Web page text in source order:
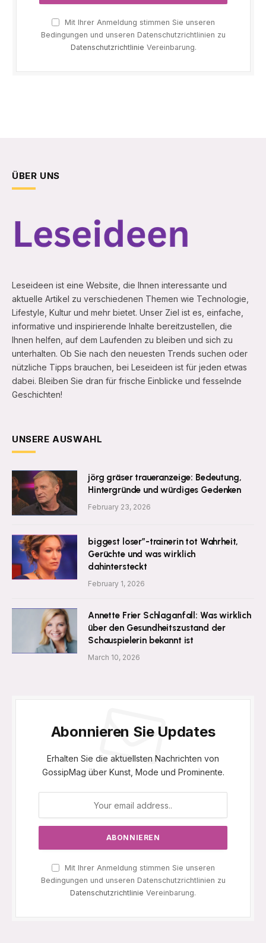
Mit Ihrer Anmeldung stimmen Sie unseren
Bedingungen und unseren Datenschutzrichtlinien zu
Datenschutzrichtlinie Vereinbarung.
ÜBER UNS
Leseideen ist eine Website, die Ihnen interessante und
aktuelle Artikel zu verschiedenen Themen wie Technologie,
Lifestyle, Kultur und mehr bietet. Unser Ziel ist es, einfache,
informative und inspirierende Inhalte bereitzustellen, die
Ihnen helfen, auf dem Laufenden zu bleiben und sich zu
unterhalten. Ob Sie nach den neuesten Trends suchen oder
nützliche Tipps brauchen, bei Leseideen ist für jeden etwas
dabei. Bleiben Sie dran für frische Einblicke und fesselnde
Geschichten!
UNSERE AUSWAHL
jörg gräser traueranzeige: Bedeutung,
Hintergründe und würdiges Gedenken
February 23, 2026
biggest loser”-trainerin tot Wahrheit,
Gerüchte und was wirklich
dahintersteckt
February 1, 2026
Annette Frier Schlaganfall: Was wirklich
über den Gesundheitszustand der
Schauspielerin bekannt ist
March 10, 2026
Abonnieren Sie Updates
Erhalten Sie die aktuellsten Nachrichten von
GossipMag über Kunst, Mode und Prominente.
Mit Ihrer Anmeldung stimmen Sie unseren
Bedingungen und unseren Datenschutzrichtlinien zu
Datenschutzrichtlinie Vereinbarung.